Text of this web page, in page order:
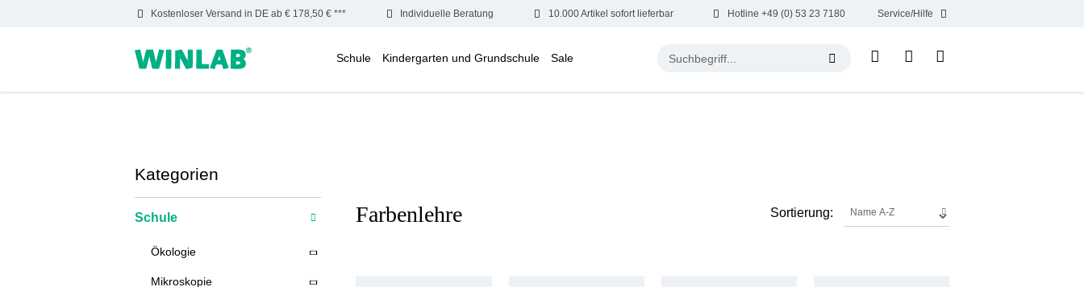
Kostenloser Versand in DE ab € 178,50 € *** Individuelle Beratung 10.000 Artikel sofort lieferbar Hotline +49 (0) 53 23 7180 Service/Hilfe
Schule Kindergarten und Grundschule Sale
Kategorien
Schule
Ökologie
Mikroskopie
Farbenlehre Sortierung: